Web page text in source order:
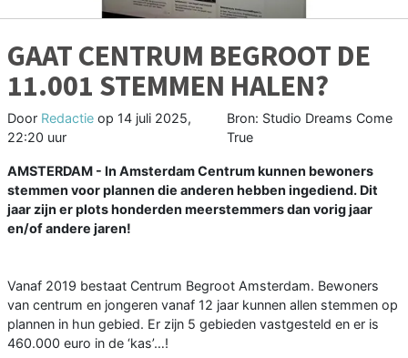
GAAT CENTRUM BEGROOT DE
11.001 STEMMEN HALEN?
Door Redactie op 14 juli 2025,
22:20 uur
Bron: Studio Dreams Come
True
AMSTERDAM - In Amsterdam Centrum kunnen bewoners
stemmen voor plannen die anderen hebben ingediend. Dit
jaar zijn er plots honderden meerstemmers dan vorig jaar
en/of andere jaren!
Vanaf 2019 bestaat Centrum Begroot Amsterdam. Bewoners
van centrum en jongeren vanaf 12 jaar kunnen allen stemmen op
plannen in hun gebied. Er zijn 5 gebieden vastgesteld en er is
460.000 euro in de ‘kas’…!